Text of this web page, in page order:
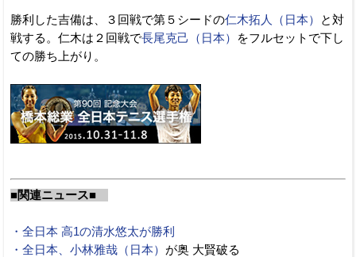
勝利した吉備は、３回戦で第５シードの仁木拓人（日本）
と対
戦する。仁木は２回戦で長尾克己（日本）
をフルセットで下し
ての勝ち上がり。
■関連ニュース■
・全日本 高1の清水悠太が勝利
・全日本、 小林雅哉（日本） が奥 大賢破る